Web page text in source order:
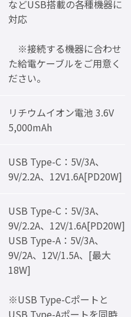
などUSB搭載の各種機器に
対応
※接続する機器に合わせ
た給電ケーブルをご用意く
ださい。
リチウムイオン電池 3.6V
5,000mAh
USB Type-C：5V/3A、
9V/2.2A、12V1.6A[PD20W]
USB Type-C：5V/3A、
9V/2.2A、12V/1.6A[PD20W]
USB Type-A：5V/3A、
9V/2A、12V/1.5A、[最大
18W]
※USB Type-Cポートと
USB Type-Aポートを同時